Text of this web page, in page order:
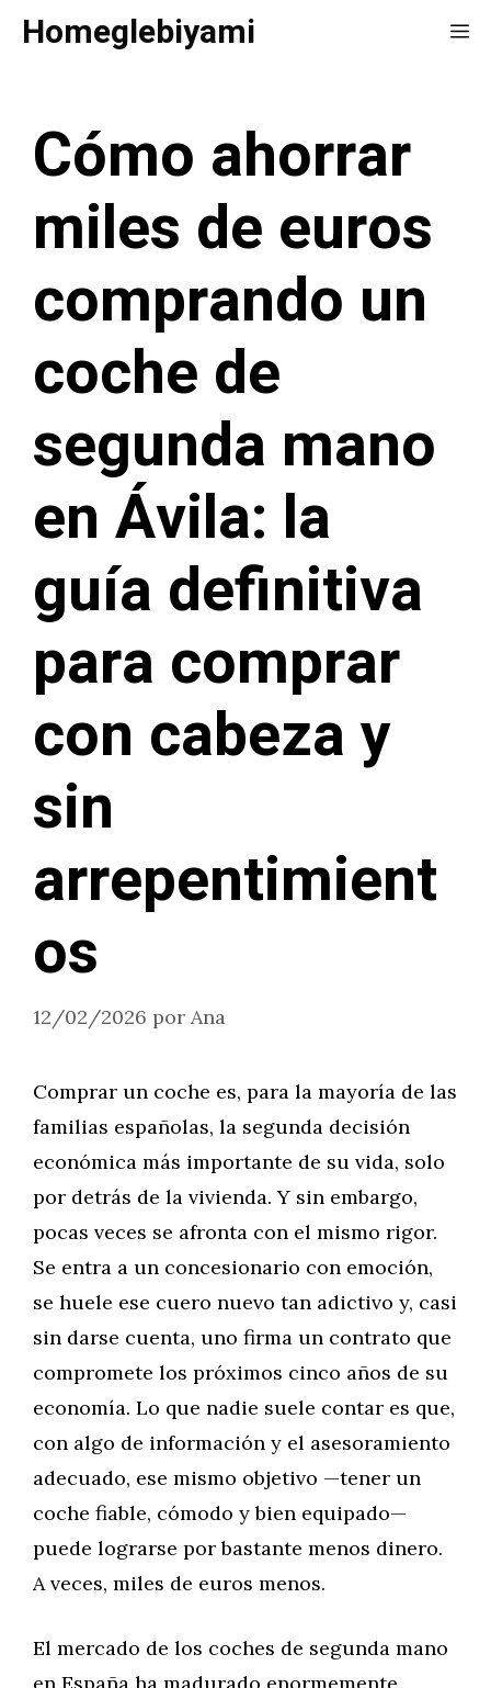
SaltarHomeglebiyami
Cómo ahorrar
miles de euros
comprando un
coche de
segunda mano
en Ávila: la
guía definitiva
para comprar
con cabeza y
sin
arrepentimient
os
12/02/2026 por Ana
Comprar un coche es, para la mayoría de las
familias españolas, la segunda decisión
económica más importante de su vida, solo
por detrás de la vivienda. Y sin embargo,
pocas veces se afronta con el mismo rigor.
Se entra a un concesionario con emoción,
se huele ese cuero nuevo tan adictivo y, casi
sin darse cuenta, uno firma un contrato que
compromete los próximos cinco años de su
economía. Lo que nadie suele contar es que,
con algo de información y el asesoramiento
adecuado, ese mismo objetivo —tener un
coche fiable, cómodo y bien equipado—
puede lograrse por bastante menos dinero.
A veces, miles de euros menos.
El mercado de los coches de segunda mano